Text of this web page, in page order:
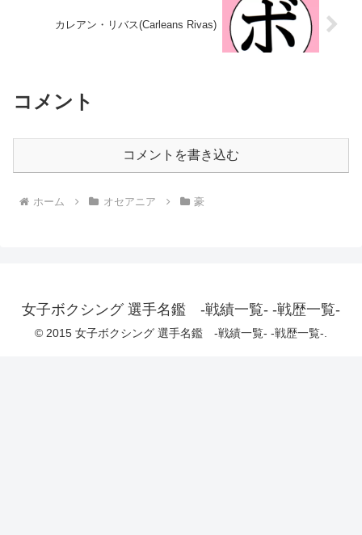
カレアン・リバス(Carleans Rivas)
コメント
コメントを書き込む
ホーム オセアニア 豪
女子ボクシング 選手名鑑 -戦績一覧- -戦歴一覧-
© 2015 女子ボクシング 選手名鑑 -戦績一覧- -戦歴一覧-.